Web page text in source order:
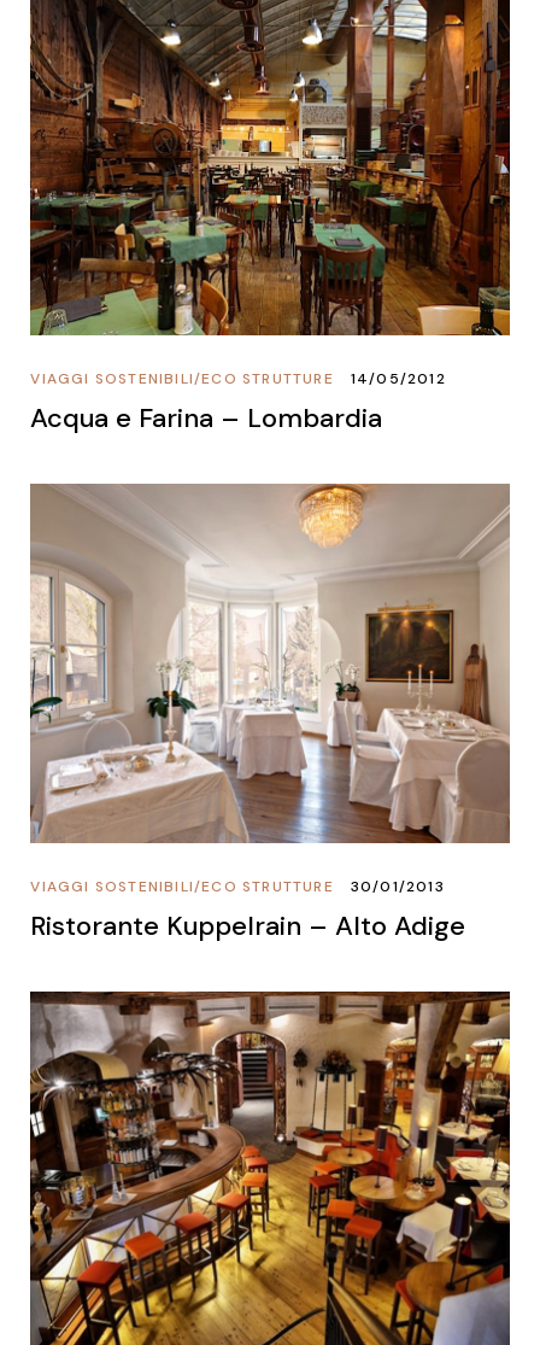
ECO STRUTTURE
/
VIAGGI SOSTENIBILI 14/05/2012
Acqua e Farina – Lombardia
ECO STRUTTURE
/
VIAGGI SOSTENIBILI 30/01/2013
Ristorante Kuppelrain – Alto Adige